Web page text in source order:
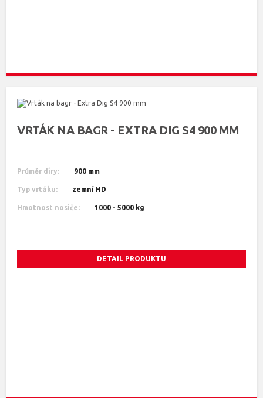
VRTÁK NA BAGR - EXTRA DIG S4 900 MM
Průměr díry: 900 mm
Typ vrtáku: zemní HD
Hmotnost nosiče: 1000 - 5000 kg
DETAIL PRODUKTU